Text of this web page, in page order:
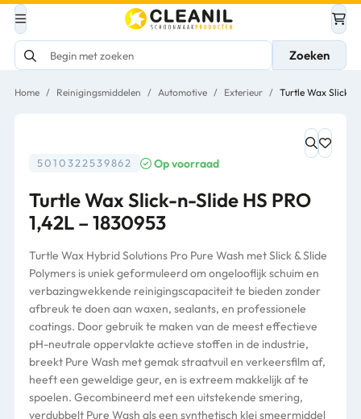
Zoeken
Home / Reinigingsmiddelen / Automotive / Exterieur / Turtle Wax Slick-
5010322539862 Op voorraad
Turtle Wax Slick-n-Slide HS PRO
1,42L – 1830953
Turtle Wax Hybrid Solutions Pro Pure Wash met Slick & Slide
Polymers is uniek geformuleerd om ongelooflijk schuim en
verbazingwekkende reinigingscapaciteit te bieden zonder
afbreuk te doen aan waxen, sealants, en professionele
coatings. Door gebruik te maken van de meest effectieve
pH-neutrale oppervlakte actieve stoffen in de industrie,
breekt Pure Wash met gemak straatvuil en verkeersfilm af,
heeft een geweldige geur, en is extreem makkelijk af te
spoelen. Gecombineerd met een uitstekende smering,
verdubbelt Pure Wash als een synthetisch klei smeermiddel